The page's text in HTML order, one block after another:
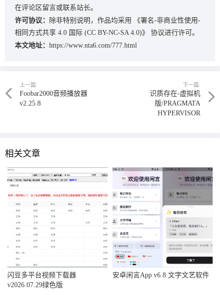
在评论区留言或联系站长。
许可协议：
除非特别说明，作品均采用
《署名-非商业性使用-
相同方式共享 4.0 国际 (CC BY-NC-SA 4.0)》
协议进行许可。
本文地址： https://www.nta6.com/777.html
上一篇:
Foobar2000音频播放器
v2.25.8
下一篇:
识质存在-虚拟机
版/PRAGMATA
HYPERVISOR
相关文章
闪豆多平台视频下载器
v2026.07.29绿色版
安卓闲言App v6.8 文字文艺软件